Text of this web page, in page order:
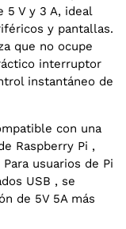
5 V y 3 A, ideal
y pantallas.
que no ocupe
interruptor
instantáneo de
con una
Raspberry Pi ,
usuarios de Pi
USB , se
de 5V 5A más